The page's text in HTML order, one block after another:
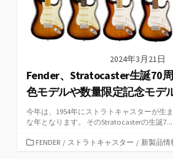
2024年3月21日
Fender、Stratocaster生誕70
色モデルや数量限定記念モデ
今年は、1954年にストラトキャスターが生
な年となります。 そのStratocasterの生誕7...
カFENDER / ストラトキャスター / 新製品情